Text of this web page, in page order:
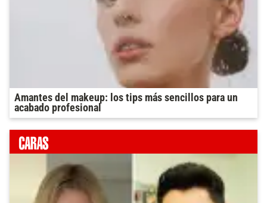
Amantes del makeup: los tips más sencillos para un
acabado profesional